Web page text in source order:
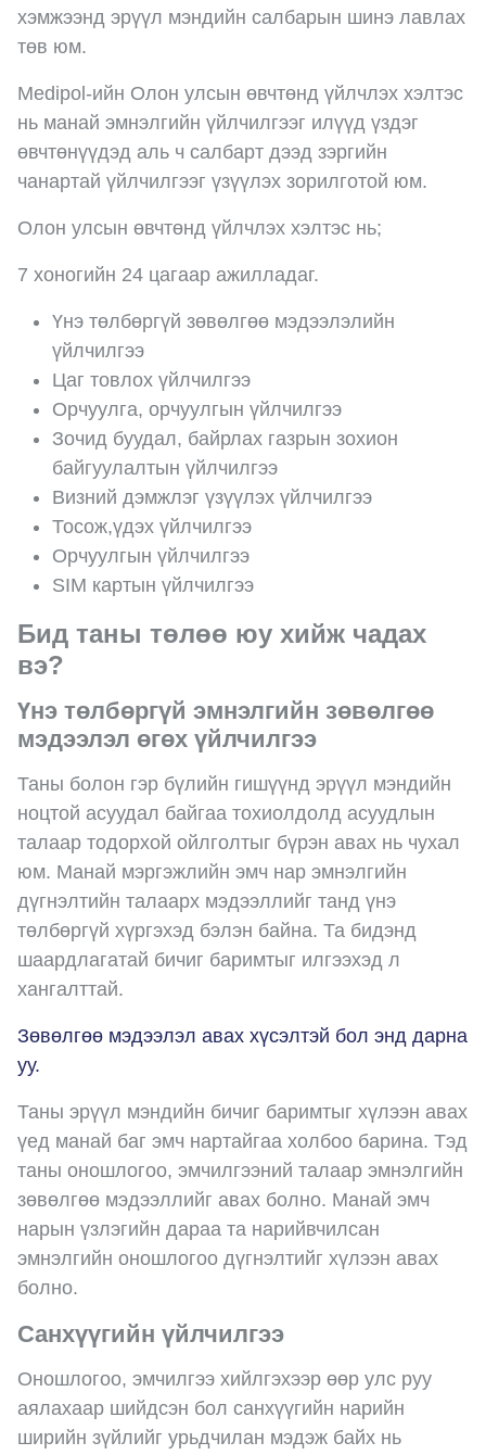
хэмжээнд эрүүл мэндийн салбарын шинэ лавлах
төв юм.
Medipol-ийн Олон улсын өвчтөнд үйлчлэх хэлтэс
нь манай эмнэлгийн үйлчилгээг илүүд үздэг
өвчтөнүүдэд аль ч салбарт дээд зэргийн
чанартай үйлчилгээг үзүүлэх зорилготой юм.
Олон улсын өвчтөнд үйлчлэх хэлтэс нь;
7 хоногийн 24 цагаар ажилладаг.
Үнэ төлбөргүй зөвөлгөө мэдээлэлийн
үйлчилгээ
Цаг товлох үйлчилгээ
Орчуулга, орчуулгын үйлчилгээ
Зочид буудал, байрлах газрын зохион
байгуулалтын үйлчилгээ
Визний дэмжлэг үзүүлэх үйлчилгээ
Тосож,үдэх үйлчилгээ
Орчуулгын үйлчилгээ
SIM картын үйлчилгээ
Бид таны төлөө юу хийж чадах
вэ?
Үнэ төлбөргүй эмнэлгийн зөвөлгөө
мэдээлэл өгөх үйлчилгээ
Таны болон гэр бүлийн гишүүнд эрүүл мэндийн
ноцтой асуудал байгаа тохиолдолд асуудлын
талаар тодорхой ойлголтыг бүрэн авах нь чухал
юм. Манай мэргэжлийн эмч нар эмнэлгийн
дүгнэлтийн талаарх мэдээллийг танд үнэ
төлбөргүй хүргэхэд бэлэн байна. Та бидэнд
шаардлагатай бичиг баримтыг илгээхэд л
хангалттай.
Зөвөлгөө мэдээлэл авах хүсэлтэй бол энд дарна
уу.
Таны эрүүл мэндийн бичиг баримтыг хүлээн авах
үед манай баг эмч нартайгаа холбоо барина. Тэд
таны оношлогоо, эмчилгээний талаар эмнэлгийн
зөвөлгөө мэдээллийг авах болно. Манай эмч
нарын үзлэгийн дараа та нарийвчилсан
эмнэлгийн оношлогоо дүгнэлтийг хүлээн авах
болно.
Санхүүгийн үйлчилгээ
Оношлогоо, эмчилгээ хийлгэхээр өөр улс руу
аялахаар шийдсэн бол санхүүгийн нарийн
ширийн зүйлийг урьдчилан мэдэж байх нь